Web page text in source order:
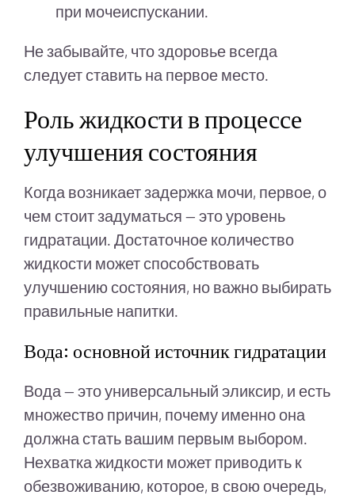
при мочеиспускании.
Не забывайте, что здоровье всегда
следует ставить на первое место.
Роль жидкости в процессе
улучшения состояния
Когда возникает задержка мочи, первое, о
чем стоит задуматься — это уровень
гидратации. Достаточное количество
жидкости может способствовать
улучшению состояния, но важно выбирать
правильные напитки.
Вода: основной источник гидратации
Вода — это универсальный эликсир, и есть
множество причин, почему именно она
должна стать вашим первым выбором.
Нехватка жидкости может приводить к
обезвоживанию, которое, в свою очередь,